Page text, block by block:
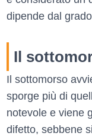
dipende dal
Il
Il sottomorso
sporge più di
notevole e viene
difetto, sebbene